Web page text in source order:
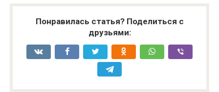
Понравилась статья? Поделиться с
друзьями: